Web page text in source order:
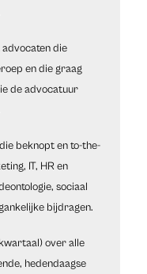
die
en die graag
de advocatuur
beknopt en to-the-
IT, HR en
sociaal
bijdragen.
over alle
hedendaagse